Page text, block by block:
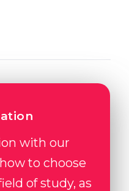
with our
to choose
of study, as